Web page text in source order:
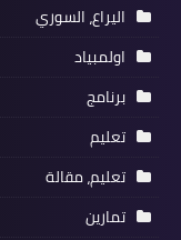
اليراع، السوري
اولمبياد
برنامج
تعليم
تعليم، مقالة
تمارين